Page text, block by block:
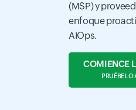
(MSP) y
enfoque
AIOps.
COMIENCE
PRUÉBELO